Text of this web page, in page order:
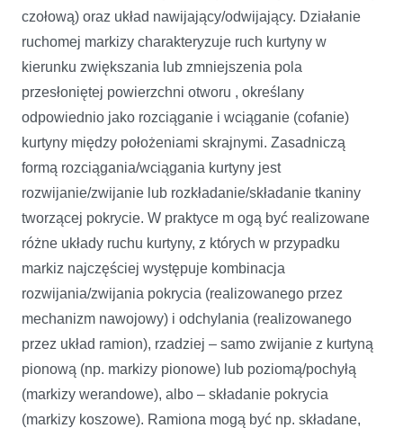
czołową) oraz układ nawijający/odwijający. Działanie
ruchomej markizy charakteryzuje ruch kurtyny w
kierunku zwiększania lub zmniejszenia pola
przesłoniętej powierzchni otworu , określany
odpowiednio jako rozciąganie i wciąganie (cofanie)
kurtyny między położeniami skrajnymi. Zasadniczą
formą rozciągania/wciągania kurtyny jest
rozwijanie/zwijanie lub rozkładanie/składanie tkaniny
tworzącej pokrycie. W praktyce m ogą być realizowane
różne układy ruchu kurtyny, z których w przypadku
markiz najczęściej występuje kombinacja
rozwijania/zwijania pokrycia (realizowanego przez
mechanizm nawojowy) i odchylania (realizowanego
przez układ ramion), rzadziej – samo zwijanie z kurtyną
pionową (np. markizy pionowe) lub poziomą/pochyłą
(markizy werandowe), albo – składanie pokrycia
(markizy koszowe). Ramiona mogą być np. składane,